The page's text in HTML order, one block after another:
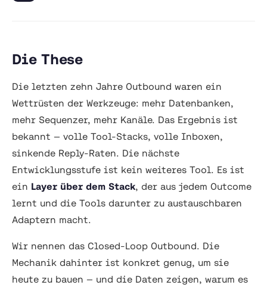
Die These
Die letzten zehn Jahre Outbound waren ein
Wettrüsten der Werkzeuge: mehr Datenbanken,
mehr Sequenzer, mehr Kanäle. Das Ergebnis ist
bekannt — volle Tool-Stacks, volle Inboxen,
sinkende Reply-Raten. Die nächste
Entwicklungsstufe ist kein weiteres Tool. Es ist
ein Layer über dem Stack, der aus jedem Outcome
lernt und die Tools darunter zu austauschbaren
Adaptern macht.
Wir nennen das Closed-Loop Outbound. Die
Mechanik dahinter ist konkret genug, um sie
heute zu bauen — und die Daten zeigen, warum es